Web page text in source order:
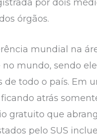
por dois
órgãos.
mundial na
mundo, sendo
de todo o país. Em
atrás
gratuito que
pelo SUS